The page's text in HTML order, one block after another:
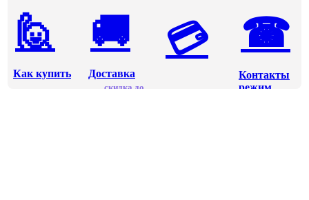
🙋
Как купить
🚚
Доставка
скидка до ...
💳 ☎
Контакты
режим